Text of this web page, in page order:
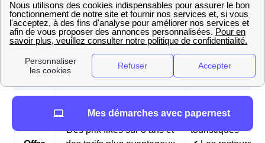
Offre
Matina
Des prix fixes sur 3 ans et
des tarifs réduits pendant les
heures creuses du matin
✔ Les
et les pâtisseries
✔ Les fermes
professionnels
matinaux
Des prix fixes sur 3 ans et
hébergements
touristiques
Mes démarches avec papernest